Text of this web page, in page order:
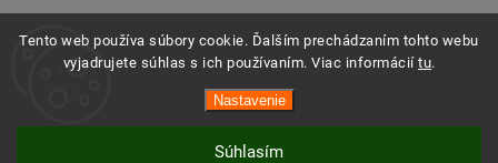
Tento web používa súbory cookie. Ďalším prechádzaním tohto webu
vyjadrujete súhlas s ich používaním. Viac informácií tu.
Nastavenie
Súhlasím
Copyright 2025 ©